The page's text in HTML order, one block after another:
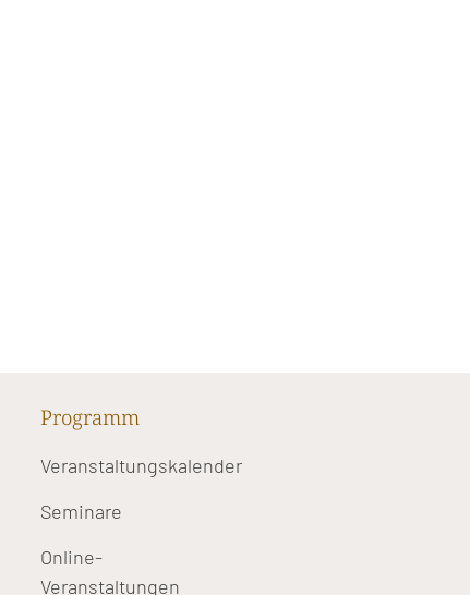
Programm
Veranstaltungskalender
Seminare
Online-
Veranstaltungen